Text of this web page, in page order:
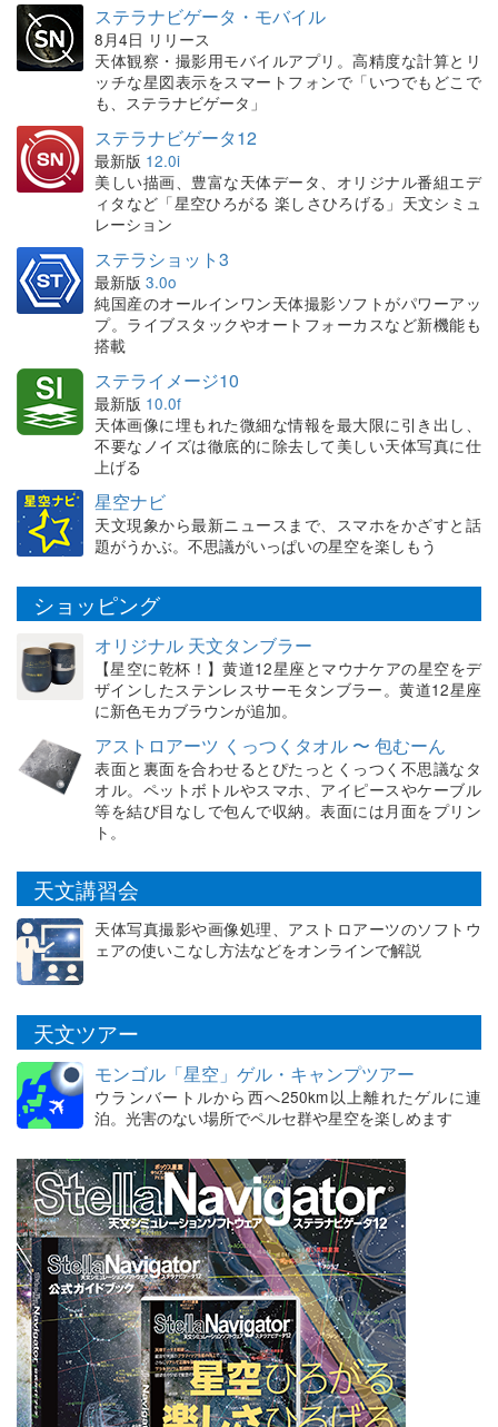
ステラナビゲータ・モバイル
8月4日 リリース
天体観察・撮影用モバイルアプリ。高精度な計算とリ
ッチな星図表示をスマートフォンで「いつでもどこで
も、ステラナビゲータ」
ステラナビゲータ12
最新版 12.0i
美しい描画、豊富な天体データ、オリジナル番組エデ
ィタなど「星空ひろがる 楽しさひろげる」天文シミュ
レーション
ステラショット3
最新版 3.0o
純国産のオールインワン天体撮影ソフトがパワーアッ
プ。ライブスタックやオートフォーカスなど新機能も
搭載
ステライメージ10
最新版 10.0f
天体画像に埋もれた微細な情報を最大限に引き出し、
不要なノイズは徹底的に除去して美しい天体写真に仕
上げる
星空ナビ
天文現象から最新ニュースまで、スマホをかざすと話
題がうかぶ。不思議がいっぱいの星空を楽しもう
ショッピング
オリジナル 天文タンブラー
【星空に乾杯！】黄道12星座とマウナケアの星空をデ
ザインしたステンレスサーモタンブラー。黄道12星座
に新色モカブラウンが追加。
アストロアーツ くっつくタオル 〜 包むーん
表面と裏面を合わせるとぴたっとくっつく不思議なタ
オル。ペットボトルやスマホ、アイピースやケーブル
等を結び目なしで包んで収納。表面には月面をプリン
ト。
天文講習会
天体写真撮影や画像処理、アストロアーツのソフトウ
ェアの使いこなし方法などをオンラインで解説
天文ツアー
モンゴル「星空」ゲル・キャンプツアー
ウランバートルから西へ250km以上離れたゲルに連
泊。光害のない場所でペルセ群や星空を楽しめます